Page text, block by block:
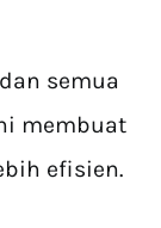
semua
membuat
efisien.